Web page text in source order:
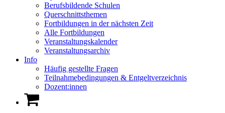
Berufsbildende Schulen
Querschnittsthemen
Fortbildungen in der nächsten Zeit
Alle Fortbildungen
Veranstaltungskalender
Veranstaltungsarchiv
Info
Häufig gestellte Fragen
Teilnahmebedingungen & Entgeltverzeichnis
Dozent:innen